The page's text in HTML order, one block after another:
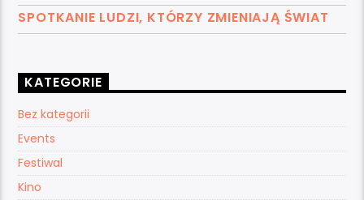
SPOTKANIE LUDZI, KTÓRZY ZMIENIAJĄ ŚWIAT
KATEGORIE
Bez kategorii
Events
Festiwal
Kino